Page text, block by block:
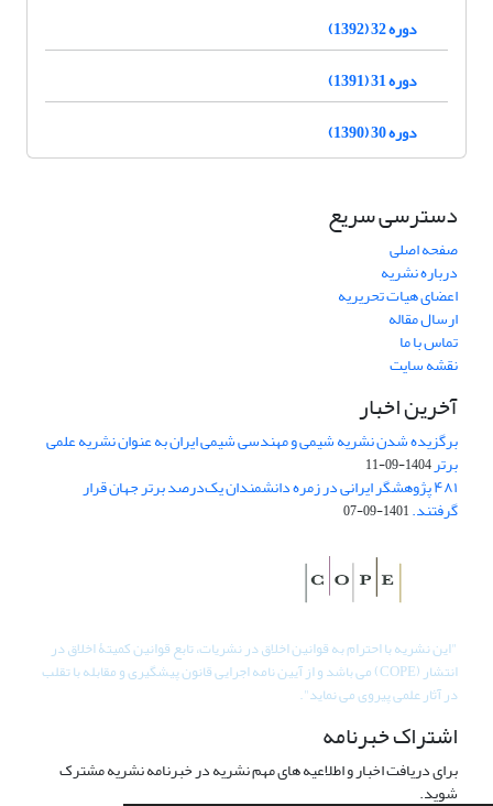
دوره 32 (1392)
دوره 31 (1391)
دوره 30 (1390)
دسترسی سریع
صفحه اصلی
درباره نشریه
اعضای هیات تحریریه
ارسال مقاله
تماس با ما
نقشه سایت
آخرین اخبار
برگزیده شدن نشریه شیمی و مهندسی شیمی ایران به عنوان نشریه علمی
برتر1404-09-11
۴۸۱ پژوهشگر ایرانی در زمره دانشمندان یک‌درصد برتر جهان قرار
گرفتند.1401-09-07
"این نشریه با احترام به قوانین اخلاق در نشریات، تابع قوانین کمیتۀ اخلاق در
انتشار (COPE) می باشد و از آیین نامه اجرایی قانون پیشگیری و مقابله با تقلب
در آثار علمی پیروی می نماید".
اشتراک خبرنامه
برای دریافت اخبار و اطلاعیه های مهم نشریه در خبرنامه نشریه مشترک
شوید.